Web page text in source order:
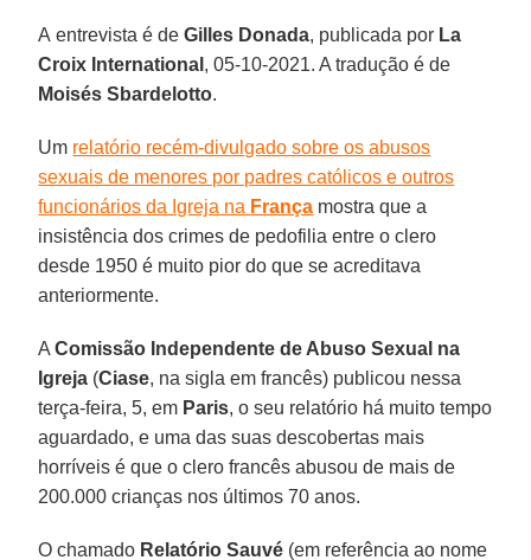
A entrevista é deGilles Donada, publicada por La
Croix International , 05-10-2021. A tradução é de
Moisés Sbardelotto.
Um relatório recém-divulgado sobre os abusos
sexuais de menores por padres católicos e outros
funcionários da Igreja na França mostra que a
insistência dos crimes de pedofilia entre o clero
desde 1950 é muito pior do que se acreditava
anteriormente.
AComissão Independente de Abuso Sexual na
Igreja (Ciase, na sigla em francês) publicou nessa
terça-feira, 5, em Paris, o seu relatório há muito tempo
aguardado, e uma das suas descobertas mais
horríveis é que o clero francês abusou de mais de
200.000 crianças nos últimos 70 anos.
O chamado Relatório Sauvé (em referência ao nome